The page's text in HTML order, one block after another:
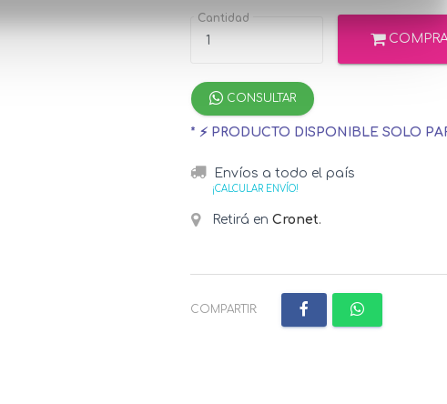
Cantidad
CONSULTAR
* ⚡ PRODUCTO DISPONIBLE SOLO
Envíos a todo el país
¡CALCULAR ENVÍO!
Retirá en Cronet.
COMPARTIR: